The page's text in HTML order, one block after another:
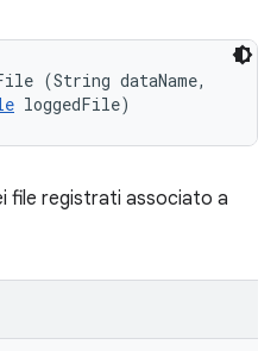
(String dataName,
loggedFile)
file registrati associato a